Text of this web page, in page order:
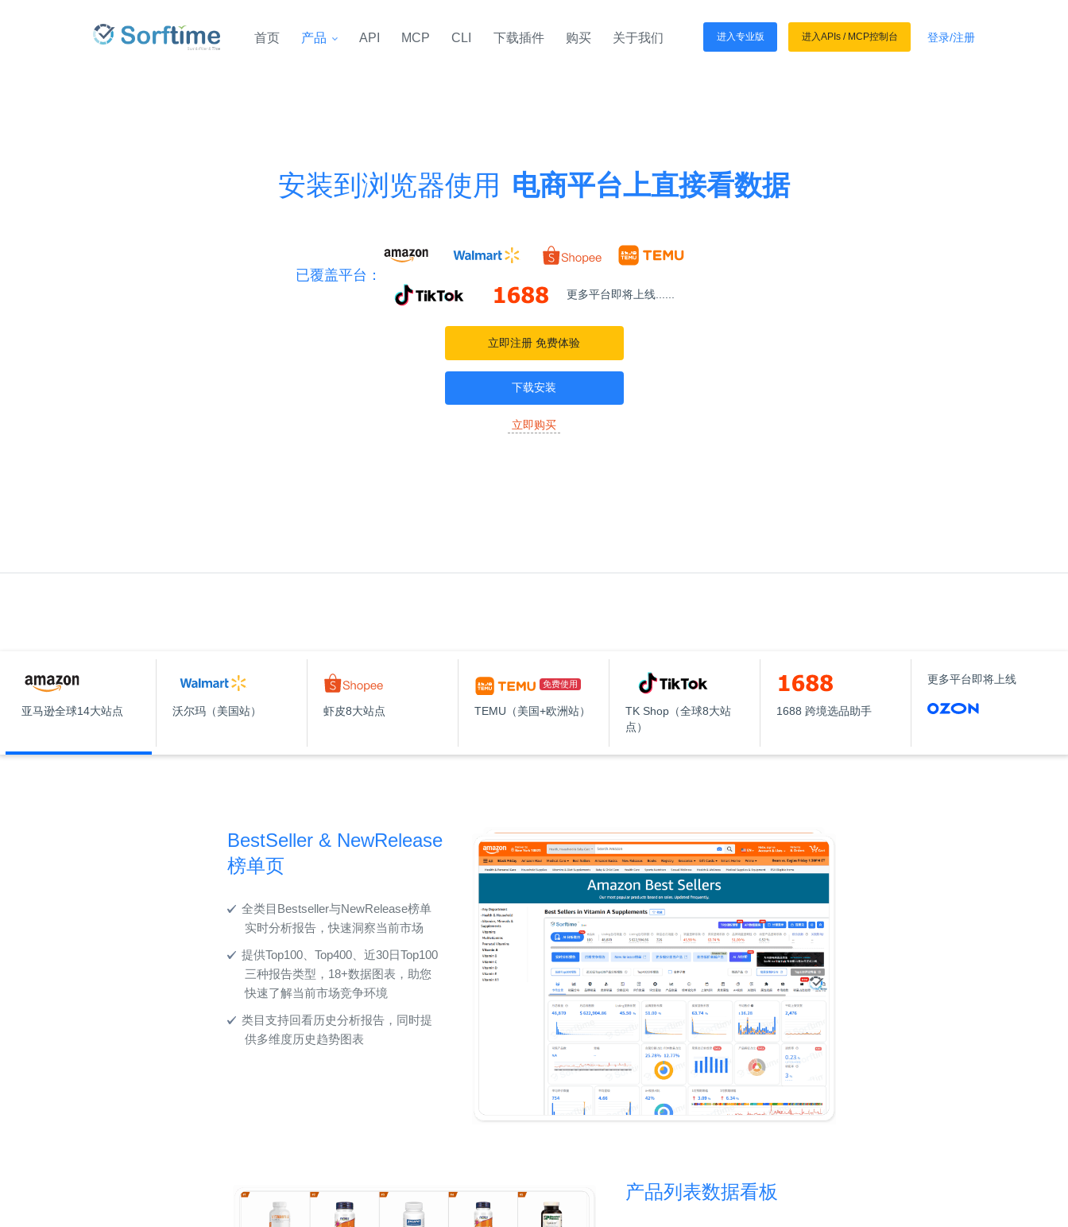
首页 产品 API MCP CLI 下载插件 购买 关于我们 进入专业版 进入APIs/ MCP控制台 登录/注册
安装到浏览器使用 电商平台上直接看数据
已覆盖平台：
更多平台即将上线......
立即注册 免费体验
下载安装
立即购买
亚马逊全球14大站点 沃尔玛（美国站） 虾皮8大站点
免费使用
TEMU（美国+欧洲站）
TK Shop（全球8大站
点）
1688 跨境选品助手
更多平台即将上线
BestSeller & NewRelease
榜单页
全类目Bestseller与NewRelease榜单
实时分析报告，快速洞察当前市场
提供Top100、Top400、近30日Top100
三种报告类型，18+数据图表，助您
快速了解当前市场竞争环境
类目支持回看历史分析报告，同时提
供多维度历史趋势图表
产品列表数据看板